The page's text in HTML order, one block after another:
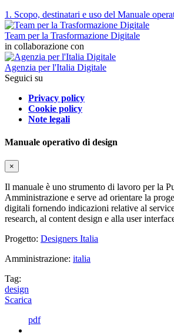
1. Scopo, destinatari e uso del Manuale
Team per la Trasformazione Digitale
in collaborazione con
Agenzia per l'Italia Digitale
Seguici su
Privacy policy
Cookie policy
Note legali
Manuale operativo di design
×
Il manuale è uno strumento di lavoro per la
Amministrazione e serve ad orientare la
digitali fornendo indicazioni relative al
research, al content design e alla user
Progetto: Designers Italia
Amministrazione: italia
Tag:
design
Scarica
pdf